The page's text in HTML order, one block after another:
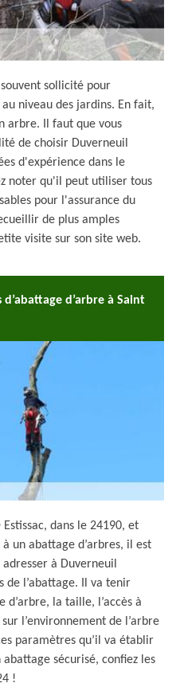
sollicité pour
niveau des jardins. En fait,
arbre. Il faut que vous
de choisir Duverneuil
d'expérience dans le
noter qu'il peut utiliser tous
pour l'assurance du
de plus amples
visite sur son site web.
d’arbre à Saint
dans le 24190, et
un abattage d’arbres, il est
à Duverneuil
de l’abattage. Il va tenir
d’arbre, la taille, l’accès à
l’environnement de l’arbre
paramètres qu’il va établir
sécurisé, confiez les
!